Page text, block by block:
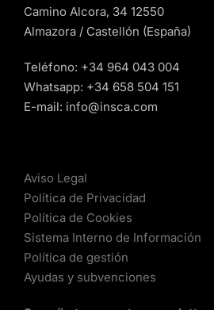
Camino Alcora, 34 12550
Almazora / Castellón (España)
Teléfono: +34 964 043 004
Whatsapp: +34 658 504 151
E-mail: info@insca.com
Aviso Legal
Política de Privacidad
Política de Cookies
Sistema Interno de Información
Política de gestión
Ayudas y subvenciones